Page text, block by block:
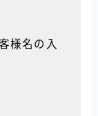
様名の入